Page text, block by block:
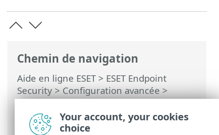
Chemin de navigation
Aide en ligne ESET> ESET Endpoint
Security>Configuration avancée>
Protections>Protection de l’accès Web>
Gestion des listes d'URL> Liste
d'adresses
Your account, your cookies
choice